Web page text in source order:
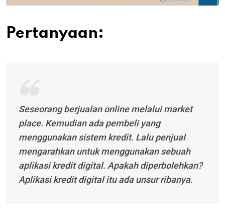
Pertanyaan:
Seseorang berjualan online melalui market
place. Kemudian ada pembeli yang
menggunakan sistem kredit. Lalu penjual
mengarahkan untuk menggunakan sebuah
aplikasi kredit digital. Apakah diperbolehkan?
Aplikasi kredit digital itu ada unsur ribanya.